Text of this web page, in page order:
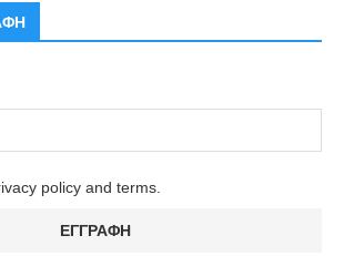
policy and terms.